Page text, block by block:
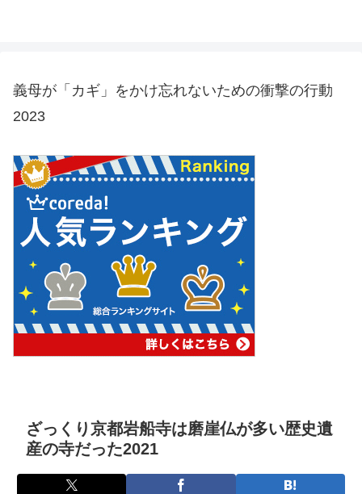
義母が「カギ」をかけ忘れないための衝撃の行動
2023
ざっくり京都岩船寺は磨崖仏が多い歴史遺
産の寺だった2021